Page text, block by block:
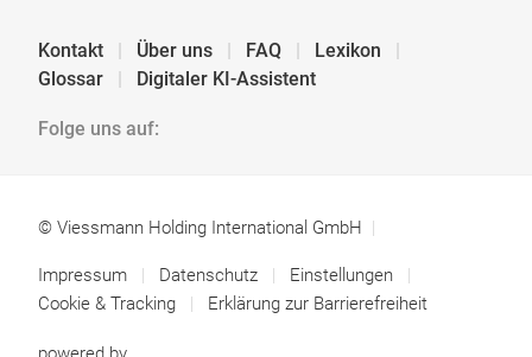
Kontakt Über uns FAQ
Lexikon
Glossar
Digitaler KI-Assistent
Folge uns auf:
© Viessmann Holding International GmbH
Impressum Datenschutz
Einstellungen
Cookie & Tracking
Erklärung zur Barrierefreiheit